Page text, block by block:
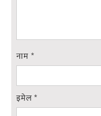
नाम *
इमेल*